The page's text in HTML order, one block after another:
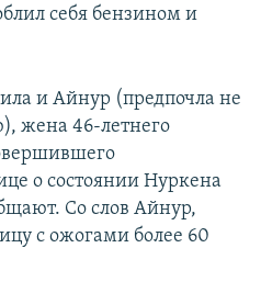
себя бензином и
и Айнур (предпочла не
жена 46-летнего
о состоянии Нуркена
Со слов Айнур,
с ожогами более 60